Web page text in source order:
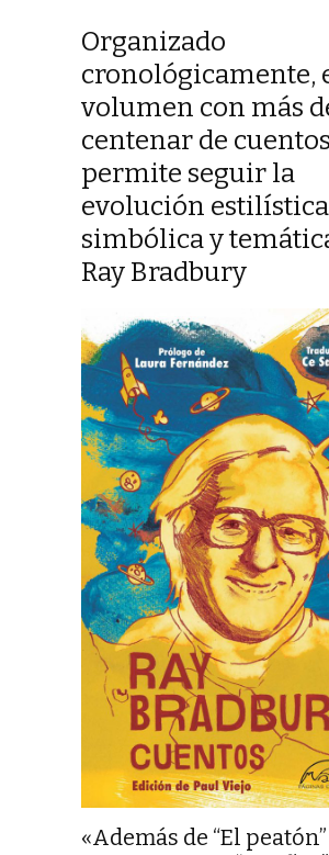
Organizado
cronológicamente,
volumen con más
centenar de
permite seguir la
evolución
simbólica y
Ray Bradbury
«Además de “El